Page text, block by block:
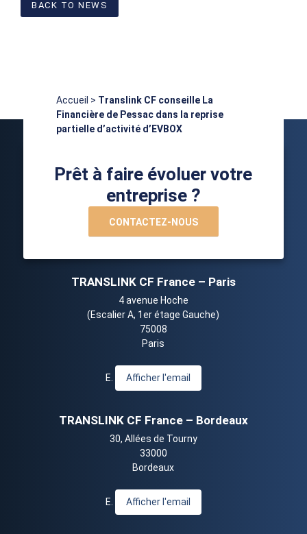
BACK TO NEWS
Accueil > Translink CF conseille La
Financière de Pessac dans la reprise
partielle d’activité d’EVBOX
Prêt à faire évoluer votre
entreprise ?
CONTACTEZ-NOUS
TRANSLINK CF France – Paris
4 avenue Hoche
(Escalier A, 1er étage Gauche)
75008
Paris
E. Afficher l'email
TRANSLINK CF France – Bordeaux
30, Allées de Tourny
33000
Bordeaux
E. Afficher l'email